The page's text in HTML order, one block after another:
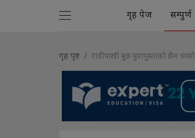
गृह पेज सम्पुर्ण
गृह पृष्ट राडीपाखी बुन्न युवापुस्ताको छैन चासो